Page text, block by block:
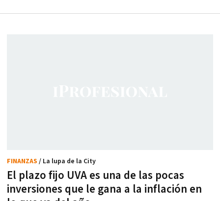
El plazo fijo UVA es una de las pocas
inversiones que le gana a la inflación en
FINANZAS / La lupa de la City